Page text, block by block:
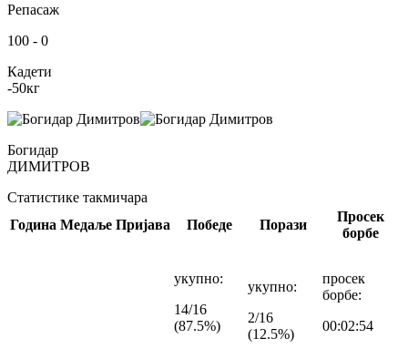
Репасаж
100 - 0
Кадети
-50кг
Богидар
ДИМИТРОВ
Статистике такмичара
Година Медаље Пријава Победе Порази
Просек
борбе
укупно:
14/16
(87.5%)
укупно:
2/16
(12.5%)
просек
борбе:
00:02:54